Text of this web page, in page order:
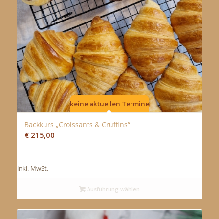
keine aktuellen Termine
Backkurs „Croissants & Cruffins“
€215,00
inkl. MwSt.
Ausführung wählen